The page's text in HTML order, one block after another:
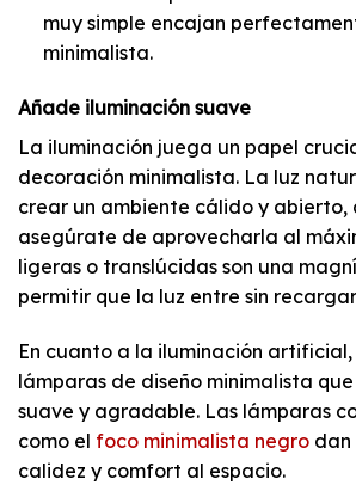
muy simple encajan
minimalista.
Añade iluminación suave
La iluminación juega un papel
decoración minimalista. La luz
crear un ambiente cálido y abierto,
asegúrate de aprovecharla al
ligeras o translúcidas son una
permitir que la luz entre sin
En cuanto a la iluminación
lámparas de diseño minimalista
suave y agradable. Las lámparas
como el foco minimalista negro dan
calidez y comfort al espacio.